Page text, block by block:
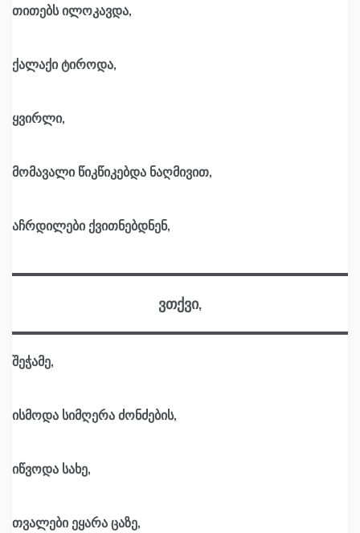
თითებს ილოკავდა,
ქალაქი ტიროდა,
ყვირლი,
მომავალი წიკწიკებდა ნაღმივით,
აჩრდილები ქვითნებდნენ,
ვთქვი,
შეჭამე,
ისმოდა სიმღერა ძონძების,
იწვოდა სახე,
თვალები ეყარა ცაზე,